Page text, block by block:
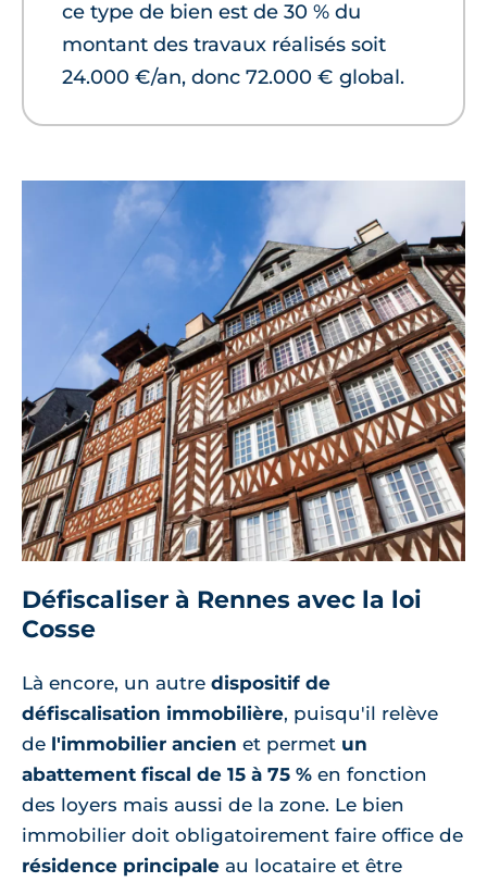
ce type de bien est de 30 % du
montant des travaux réalisés soit
24.000 €/an, donc 72.000 € global.
Défiscaliser à Rennes avec la loi
Cosse
Là encore, un autre dispositif de
défiscalisation immobilière, puisqu'il relève
de l'immobilier ancien et permet un
abattement fiscal de 15 à 75 % en fonction
des loyers mais aussi de la zone. Le bien
immobilier doit obligatoirement faire office de
résidence principale au locataire et être